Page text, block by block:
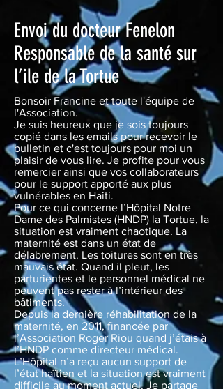
Envoi du docteur Fenelon
Responsable de la santé sur
l’ile de la Tortue
Bonsoir Francine et toute l'équipe de
l'Association.
Je suis heureux que je sois toujours
copié dans les emails pour recevoir le
bulletin et c'est toujours pour moi un
plaisir de vous lire. Je profite pour vous
remercier ainsi que vos collaborateurs
pour le support apporté aux plus
vulnérables en Haiti.
Pour ce qui concerne l’Hôpital Notre
Dame des Palmistes (HNDP) la Tortue, la
situation est vraiment chaotique. La
maternité est dans un état de
délabrement. Les toitures sont en très
mauvais état. Quand il pleut, les
parturientes et le personnel médical ne
peuvent pas rester à l’intérieur des
bâtiments.
Depuis la dernière réhabilitation de la
maternité, en 2011, financée par
l’Association Roger Riou quand j’étais à
l’HNDP comme directeur médical.
L’Hôpital n’a reçu aucun support de
l’état haïtien et la situation est vraiment
difficile au moment actuel. Je partage